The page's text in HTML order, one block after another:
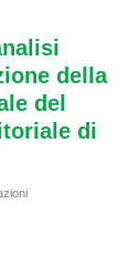
della
del
di